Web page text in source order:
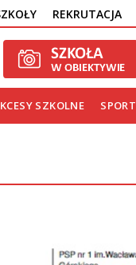
REKRUTACJA
SZKOLNE SPORT